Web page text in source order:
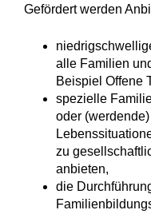
Gefördert werden
alle Familien
Beispiel Offene
spezielle
oder
zu
anbieten,
die